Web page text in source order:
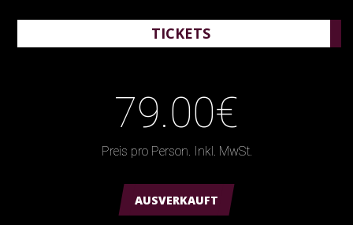
TICKETS
79.00€
Preis pro Person. Inkl. MwSt.
AUSVERKAUFT